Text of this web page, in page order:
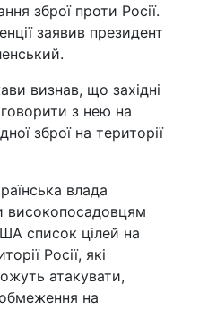
зброї проти Росії.
заявив президент
визнав, що західні
з нею на
зброї на території
влада
високопосадовцям
список цілей на
Росії, які
атакувати,
на